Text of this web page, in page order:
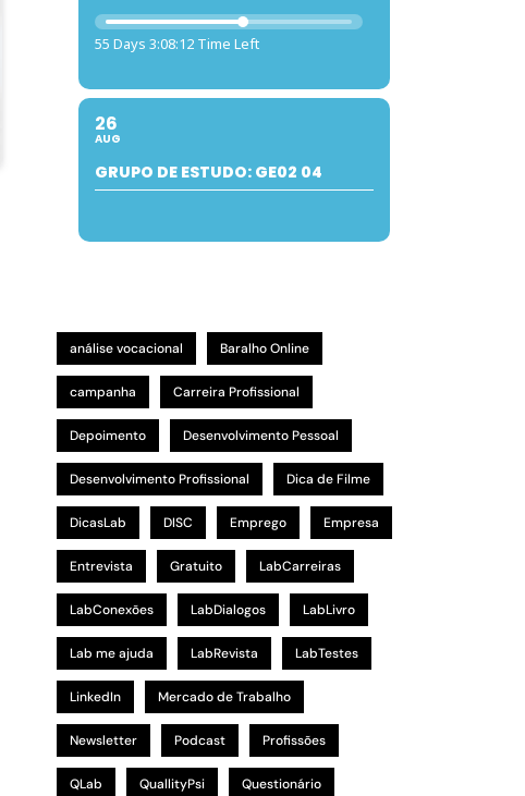
55 Days 3:08:12 Time Left
26
AUG
GRUPO DE ESTUDO: GE02 04
análise vocacional Baralho Online
campanha Carreira Profissional
Depoimento Desenvolvimento Pessoal
Desenvolvimento Profissional Dica de Filme
DicasLab DISC Emprego Empresa
Entrevista Gratuito LabCarreiras
LabConexões LabDialogos LabLivro
Lab me ajuda LabRevista LabTestes
LinkedIn Mercado de Trabalho
Newsletter Podcast Profissões
QLab QuallityPsi Questionário